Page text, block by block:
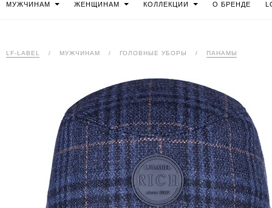
МУЖЧИНАМ ЖЕНЩИНАМ КОЛЛЕКЦИИ О БРЕНДЕ
LF-LABEL / МУЖЧИНАМ / ГОЛОВНЫЕ УБОРЫ / ПАНАМЫ